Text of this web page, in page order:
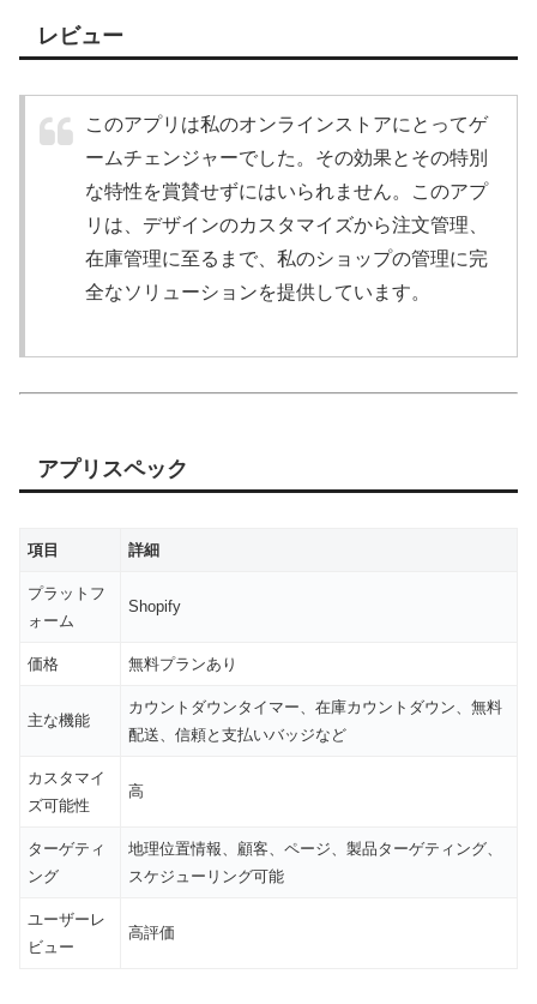
レビュー
このアプリは私のオンラインストアにとってゲ
ームチェンジャーでした。その効果とその特別
な特性を賞賛せずにはいられません。このアプ
リは、デザインのカスタマイズから注文管理、
在庫管理に至るまで、私のショップの管理に完
全なソリューションを提供しています。
アプリスペック
項目 詳細
プラットフ
ォーム
Shopify
価格 無料プランあり
主な機能
カウントダウンタイマー、在庫カウントダウン、無料
配送、信頼と支払いバッジなど
カスタマイ
ズ可能性
高
ターゲティ
ング
地理位置情報、顧客、ページ、製品ターゲティング、
スケジューリング可能
ユーザーレ
ビュー
高評価